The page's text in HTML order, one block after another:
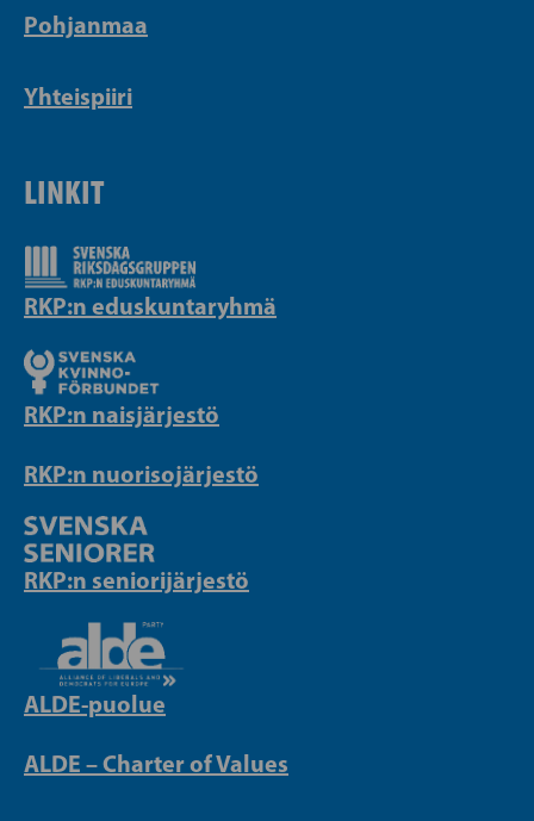
Pohjanmaa
Yhteispiiri
LINKIT
RKP:n eduskuntaryhmä
RKP:n naisjärjestö
RKP:n nuorisojärjestö
RKP:n seniorijärjestö
ALDE-puolue
ALDE – Charter of Values